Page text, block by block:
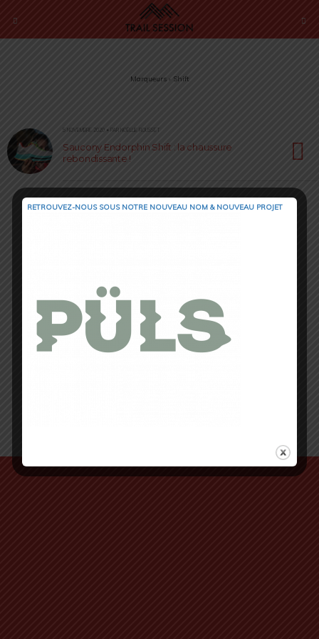
Marqueurs › Shift
5 NOVEMBRE 2020 • PAR NOËLLIE ROUSSET
Saucony Endorphin Shift : la chaussure
rebondissante !
RETROUVEZ-NOUS SOUS NOTRE NOUVEAU NOM & NOUVEAU PROJET